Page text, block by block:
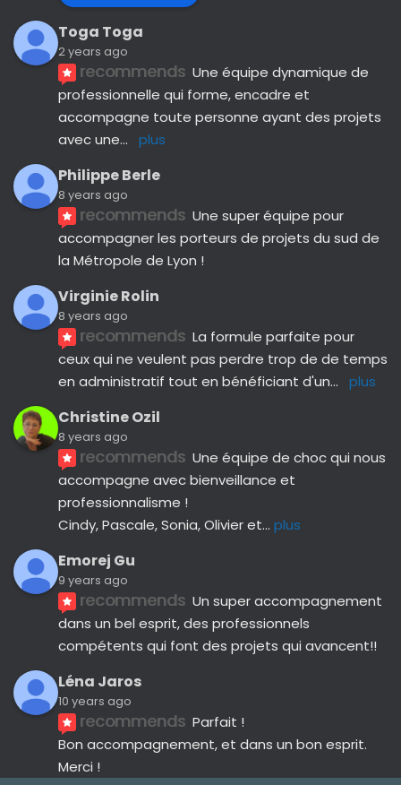
Toga Toga
2 years ago
recommends Une équipe dynamique de
professionnelle qui forme, encadre et
accompagne toute personne ayant des projets
avec une... plus
Philippe Berle
8 years ago
recommends Une super équipe pour
accompagner les porteurs de projets du sud de
la Métropole de Lyon !
Virginie Rolin
8 years ago
recommends La formule parfaite pour
ceux qui ne veulent pas perdre trop de de temps
en administratif tout en bénéficiant d'un... plus
Christine Ozil
8 years ago
recommends Une équipe de choc qui nous
accompagne avec bienveillance et
professionnalisme !
Cindy, Pascale, Sonia, Olivier et... plus
Emorej Gu
9 years ago
recommends Un super accompagnement
dans un bel esprit, des professionnels
compétents qui font des projets qui avancent!!
Léna Jaros
10 years ago
recommends Parfait !
Bon accompagnement, et dans un bon esprit.
Merci !